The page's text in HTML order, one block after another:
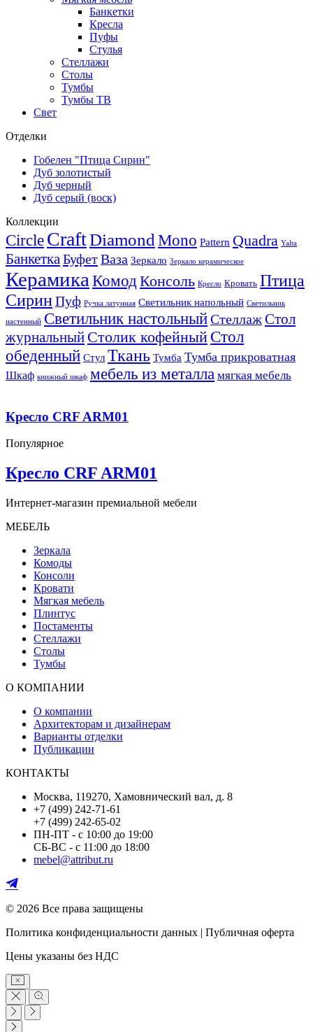
Банкетки
Кресла
Пуфы
Стулья
Стеллажи
Столы
Тумбы
Тумбы ТВ
Свет
Отделки
Гобелен "Птица Сирин"
Дуб золотистый
Дуб черный
Дуб серый (воск)
Коллекции
Circle CraftDiamondMono Pattern Quadra Yalta
БанкеткаБуфетВаза Зеркало Зеркало керамическое
Керамика Комод Консоль Кресло Кровать Птица
СиринПуф Ручка латунная Светильник напольный Светильник
настенный Светильник настольныйСтеллажСтол
журнальный Столик кофейный Стол
обеденный Стул Ткань Тумба Тумба прикроватная
Шкаф книжный шкаф мебель из металла мягкая мебель
Кресло CRF ARM01
Популярное
Кресло CRF ARM01
Интернет-магазин премиальной мебели
МЕБЕЛЬ
Зеркала
Комоды
Консоли
Кровати
Мягкая мебель
Плинтус
Постаменты
Стеллажи
Столы
Тумбы
О КОМПАНИИ
О компании
Архитекторам и дизайнерам
Варианты отделки
Публикации
КОНТАКТЫ
Москва, 119270, Хамовнический вал, д. 8
+7 (499) 242-71-61
+7 (499) 242-65-02
ПН-ПТ - с 10:00 до 19:00
СБ-ВС - с 11:00 до 18:00
mebel@attribut.ru
© 2026 Все права защищены
Политика конфиденциальности данных | Публичная оферта
Цены указаны без НДС